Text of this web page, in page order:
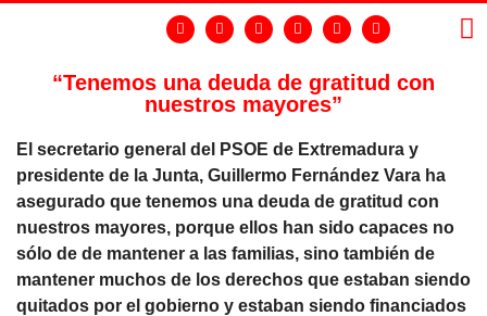
“Tenemos una deuda de gratitud con
nuestros mayores”
El secretario general del PSOE de Extremadura y
presidente de la Junta, Guillermo Fernández Vara ha
asegurado que tenemos una deuda de gratitud con
nuestros mayores, porque ellos han sido capaces no
sólo de de mantener a las familias, sino también de
mantener muchos de los derechos que estaban siendo
quitados por el gobierno y estaban siendo financiados